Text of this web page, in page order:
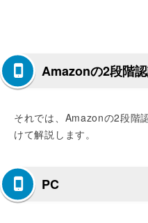
Amazonの2段階
それでは、Amazonの2段階
けて解説します。
PC